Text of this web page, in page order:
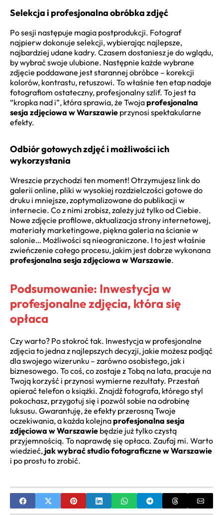
Selekcja i profesjonalna obróbka zdjęć
Po sesji następuje magia postprodukcji. Fotograf
najpierw dokonuje selekcji, wybierając najlepsze,
najbardziej udane kadry. Czasem dostaniesz je do wglądu,
by wybrać swoje ulubione. Następnie każde wybrane
zdjęcie poddawane jest starannej obróbce – korekcji
kolorów, kontrastu, retuszowi. To właśnie ten etap nadaje
fotografiom ostateczny, profesjonalny szlif. To jest ta
“kropka nad i”, która sprawia, że Twojaprofesjonalna
sesja zdjęciowa w Warszawie przynosi spektakularne
efekty.
Odbiór gotowych zdjęć i możliwości ich
wykorzystania
Wreszcie przychodzi ten moment! Otrzymujesz link do
galerii online, pliki w wysokiej rozdzielczości gotowe do
druku i mniejsze, zoptymalizowane do publikacji w
internecie. Co z nimi zrobisz, zależy już tylko od Ciebie.
Nowe zdjęcie profilowe, aktualizacja strony internetowej,
materiały marketingowe, piękna galeria na ścianie w
salonie… Możliwości są nieograniczone. I to jest właśnie
zwieńczenie całego procesu, jakim jest dobrze wykonana
profesjonalna sesja zdjęciowa w Warszawie.
Podsumowanie: Inwestycja w
profesjonalne zdjęcia, która się
opłaca
Czy warto? Po stokroć tak. Inwestycja w profesjonalne
zdjęcia to jedna z najlepszych decyzji, jakie możesz podjąć
dla swojego wizerunku – zarówno osobistego, jak i
biznesowego. To coś, co zostaje z Tobą na lata, pracuje na
Twoją korzyść i przynosi wymierne rezultaty. Przestań
opierać telefon o książki. Znajdź fotografa, którego styl
pokochasz, przygotuj się i pozwól sobie na odrobinę
luksusu. Gwarantuję, że efekty przerosną Twoje
oczekiwania, a każda kolejnaprofesjonalna sesja
zdjęciowa w Warszawie będzie już tylko czystą
przyjemnością. To naprawdę się opłaca. Zaufaj mi. Warto
wiedzieć, jak wybrać studio fotograficzne w Warszawie
i po prostu to zrobić.